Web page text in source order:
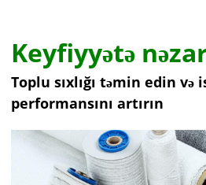
Keyfiyyətə
Toplu sıxlığı təmin edin
performansını artırın